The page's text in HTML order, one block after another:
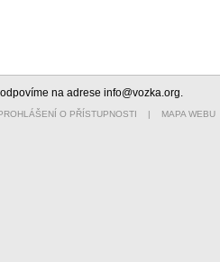
na adrese info@vozka.org.
O PŘÍSTUPNOSTI | MAPA WEBU